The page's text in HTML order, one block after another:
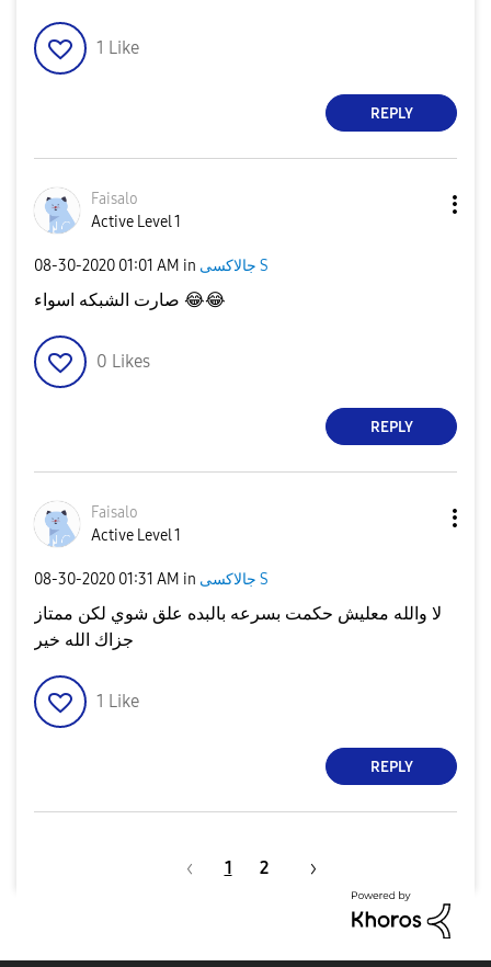
1 Like
REPLY
Faisalo
Active Level 1
‎08-30-2020 01:01 AM in جالاكسى S
😂😂
0 Likes
REPLY
Faisalo
Active Level 1
‎08-30-2020 01:31 AM in جالاكسى S
لا والله معليش حكمت بسرعه بالبده علق شوي لكن ممتاز
جزاك الله خير
1 Like
REPLY
1 2